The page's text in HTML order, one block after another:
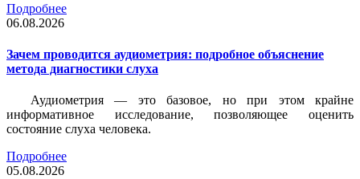
Подробнее
06.08.2026
Зачем проводится аудиометрия: подробное объяснение
метода диагностики слуха
Аудиометрия — это базовое, но при этом крайне
информативное исследование, позволяющее оценить
состояние слуха человека.
Подробнее
05.08.2026